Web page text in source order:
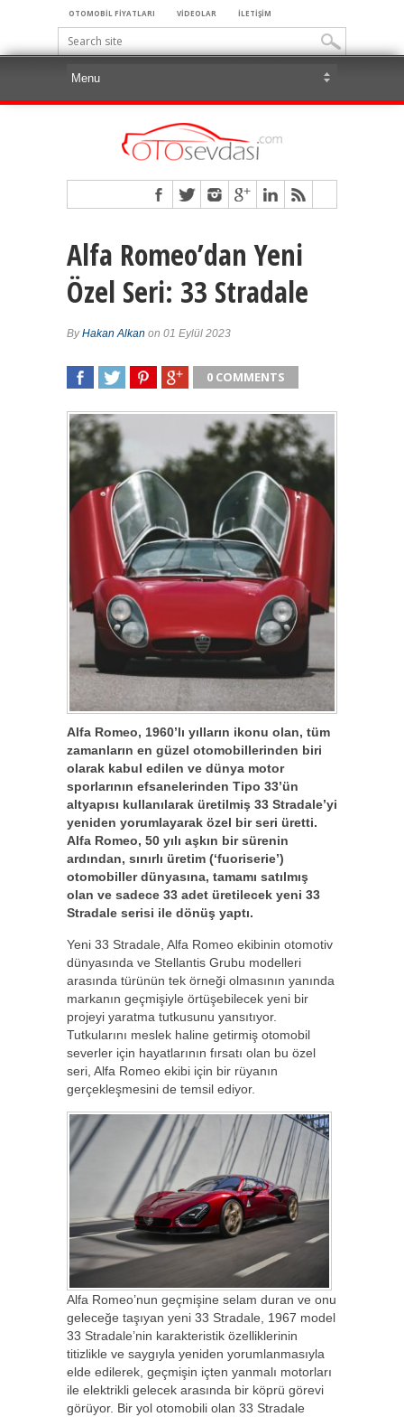
OTOMOBİL FİYATLARI VİDEOLAR İLETİŞİM
Alfa Romeo’dan Yeni
Özel Seri: 33 Stradale
ByHakan Alkan on 01 Eylül 2023
0 COMMENTS
Alfa Romeo, 1960’lı yılların ikonu olan, tüm
zamanların en güzel otomobillerinden biri
olarak kabul edilen ve dünya motor
sporlarının efsanelerinden Tipo 33’ün
altyapısı kullanılarak üretilmiş 33 Stradale’yi
yeniden yorumlayarak özel bir seri üretti.
Alfa Romeo, 50 yılı aşkın bir sürenin
ardından, sınırlı üretim (‘fuoriserie’)
otomobiller dünyasına, tamamı satılmış
olan ve sadece 33 adet üretilecek yeni 33
Stradale serisi ile dönüş yaptı.
Yeni 33 Stradale, Alfa Romeo ekibinin otomotiv
dünyasında ve Stellantis Grubu modelleri
arasında türünün tek örneği olmasının yanında
markanın geçmişiyle örtüşebilecek yeni bir
projeyi yaratma tutkusunu yansıtıyor.
Tutkularını meslek haline getirmiş otomobil
severler için hayatlarının fırsatı olan bu özel
seri, Alfa Romeo ekibi için bir rüyanın
gerçekleşmesini de temsil ediyor.
Alfa Romeo’nun geçmişine selam duran ve onu
geleceğe taşıyan yeni 33 Stradale, 1967 model
33 Stradale’nin karakteristik özelliklerinin
titizlikle ve saygıyla yeniden yorumlanmasıyla
elde edilerek, geçmişin içten yanmalı motorları
ile elektrikli gelecek arasında bir köprü görevi
görüyor. Bir yol otomobili olan 33 Stradale